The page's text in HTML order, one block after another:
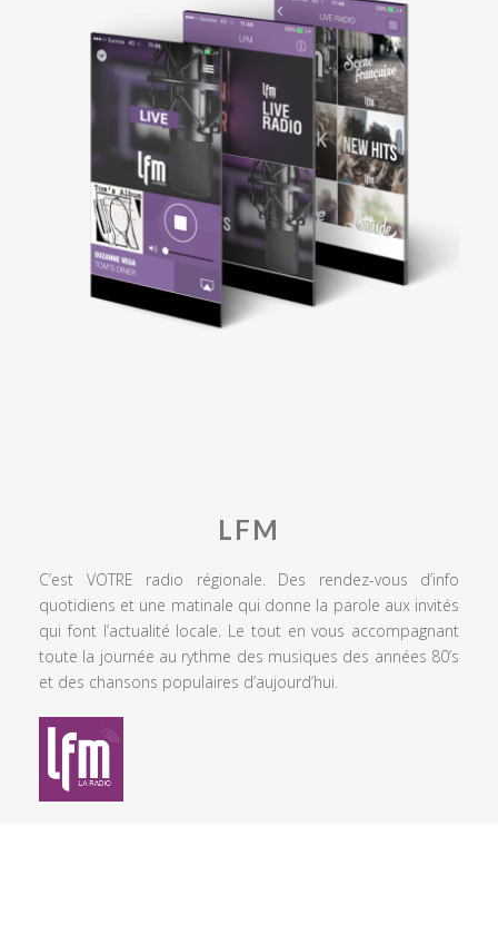
LFM
C’est VOTRE radio régionale. Des rendez-vous d’info
quotidiens et une matinale qui donne la parole aux invités
qui font l’actualité locale. Le tout en vous accompagnant
toute la journée au rythme des musiques des années 80’s
et des chansons populaires d’aujourd’hui.